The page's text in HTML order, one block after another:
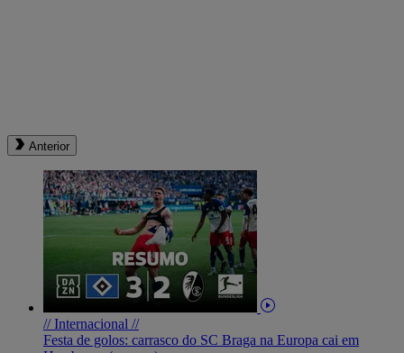
Anterior
// Internacional //
Festa de golos: carrasco do SC Braga na Europa cai em